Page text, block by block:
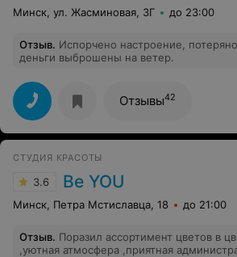
Минск, ул. Жасминовая, 3Г до 23:00
Отзыв. Испорчено настроение,
деньги выброшены на ветер.
Отзывы42
СТУДИЯ КРАСОТЫ
3.6 Be YOU
Минск, Петра Мстиславца, 18 до 21:00
Отзыв. Поразил ассортимент цветов в
,уютная атмосфера ,приятная